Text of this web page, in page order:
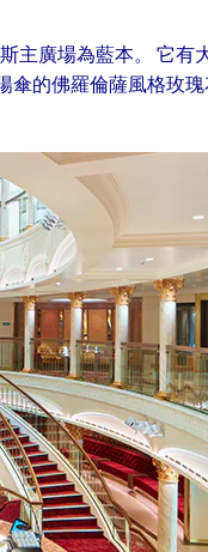
廣場為藍本。 它
傘的佛羅倫薩風格玫